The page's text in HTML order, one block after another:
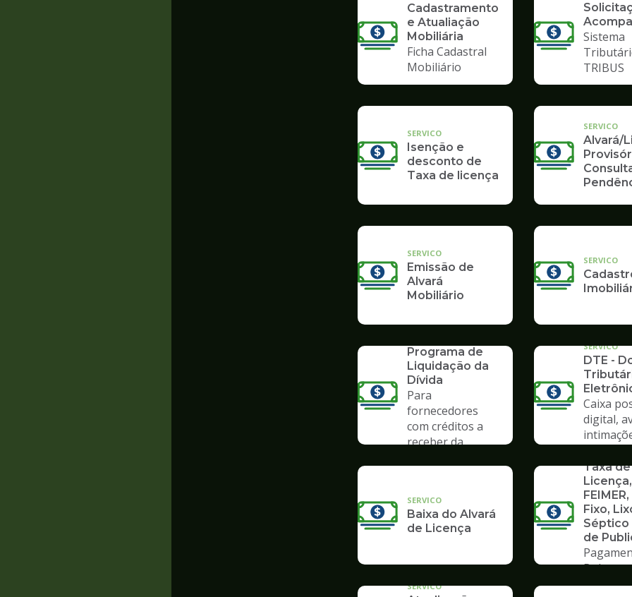
Cadastramento
e Atualiação
Mobiliária
Ficha Cadastral
Mobiliário
Sistema
TRIBUS
SERVICO
Isenção e
desconto de
Taxa de licença
SERVICO
Alvará/
SERVICO
Emissão de
Alvará
Mobiliário
SERVICO
SERVICO
Programa de
Liquidação da
Dívida
Para
fornecedores
com créditos a
receber da
SERVICO
DTE -
Caixa
digital,
SERVICO
Baixa do Alvará
de Licença
Taxa de
Licença,
Fixo,
Séptico
de
Boleto
SERVICO